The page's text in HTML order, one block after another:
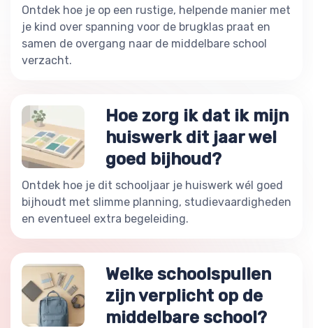
Ontdek hoe je op een rustige, helpende manier met
je kind over spanning voor de brugklas praat en
samen de overgang naar de middelbare school
verzacht.
Hoe zorg ik dat ik mijn
huiswerk dit jaar wel
goed bijhoud?
Ontdek hoe je dit schooljaar je huiswerk wél goed
bijhoudt met slimme planning, studievaardigheden
en eventueel extra begeleiding.
Welke schoolspullen
zijn verplicht op de
middelbare school?